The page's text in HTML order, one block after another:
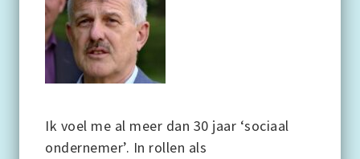
Ik voel me al meer dan 30 jaar ‘sociaal
ondernemer’. In rollen als